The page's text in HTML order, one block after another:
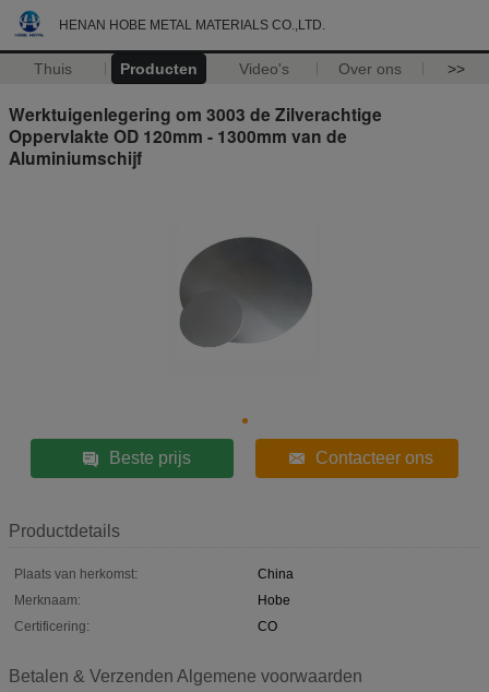
HENAN HOBE METAL MATERIALS CO.,LTD.
Thuis Producten Video's Over ons >>
Werktuigenlegering om 3003 de Zilverachtige
Oppervlakte OD 120mm - 1300mm van de
Aluminiumschijf
Beste prijs Contacteer ons
Productdetails
Plaats van herkomst:
China
Merknaam:
Hobe
Certificering:
CO
Betalen & Verzenden Algemene voorwaarden